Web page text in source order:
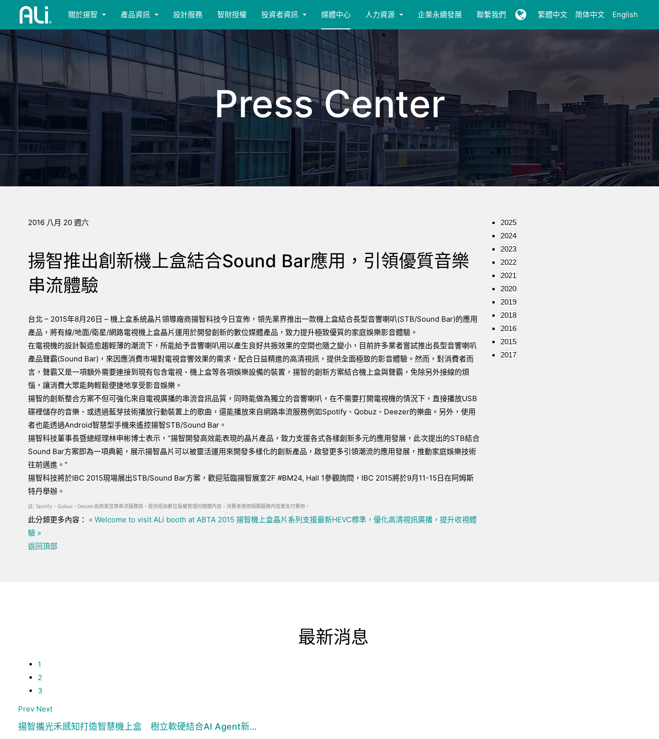
關於揚智 產品資訊 設計服務 智財授權 投資者資訊 媒體中心 人力資源 企業永續發展 聯繫我們 繁體中文 简体中文 English
Press Center
2016 八月 20 週六
揚智推出創新機上盒結合Sound Bar應用，引領優質音樂
串流體驗
台北 – 2015年8月26日 – 機上盒系統晶片領導廠商揚智科技今日宣佈，領先業界推出一款機上盒結合長型音響喇叭(STB/Sound Bar)的應用
產品，將有線/地面/衛星/網路電視機上盒晶片運用於開發創新的數位媒體產品，致力提升極致優質的家庭娛樂影音體驗。
在電視機的設計製造愈趨輕薄的潮流下，所能給予音響喇叭用以產生良好共振效果的空間也隨之變小，目前許多業者嘗試推出長型音響喇叭
產品聲霸(Sound Bar)，來因應消費市場對電視音響效果的需求，配合日益精進的高清視訊，提供全面極致的影音體驗。然而，對消費者而
言，聲霸又是一項額外需要連接到現有包含電視、機上盒等各項娛樂設備的裝置，揚智的創新方案結合機上盒與聲霸，免除另外接線的煩
惱，讓消費大眾能夠輕鬆便捷地享受影音娛樂。
揚智的創新整合方案不但可強化來自電視廣播的串流音訊品質，同時能做為獨立的音響喇叭，在不需要打開電視機的情況下，直接播放USB
碟裡儲存的音樂、或透過藍芽技術播放行動裝置上的歌曲，還能播放來自網路串流服務例如Spotify、Qobuz、Deezer的樂曲。另外，使用
者也能透過Android智慧型手機來遙控揚智STB/Sound Bar。
揚智科技董事長暨總經理林申彬博士表示，“揚智開發高效能表現的晶片產品，致力支援各式各樣創新多元的應用發展，此次提出的STB結合
Sound Bar方案即為一項典範，展示揚智晶片可以被靈活運用來開發多樣化的創新產品，啟發更多引領潮流的應用發展，推動家庭娛樂技術
往前邁進。”
揚智科技將於IBC 2015現場展出STB/Sound Bar方案，歡迎蒞臨揚智展室2F #BM24, Hall 1參觀詢問，IBC 2015將於9月11-15日在阿姆斯
特丹舉辦。
註: Spotify、Qobuz、Deezer為商業音樂串流服務商，提供經由數位版權管理的媒體內容，消費者使用相關服務內容需支付費用。
此分類更多內容： « Welcome to visit ALi booth at ABTA 2015 揚智機上盒晶片系列支援最新HEVC標準，優化高清視訊廣播，提升收視體
驗 »
返回頂部
2025
2024
2023
2022
2021
2020
2019
2018
2016
2015
2017
最新消息
1
2
3
Prev Next
揚智攜光禾感知打造智慧機上盒 樹立軟硬結合AI Agent新…